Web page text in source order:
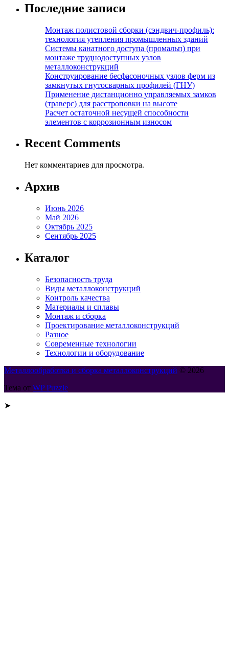
Последние записи
Монтаж полистовой сборки (сэндвич-профиль):
технология утепления промышленных зданий
Системы канатного доступа (промальп) при
монтаже труднодоступных узлов
металлоконструкций
Конструирование бесфасоночных узлов ферм из
замкнутых гнутосварных профилей (ГНУ)
Применение дистанционно управляемых замков
(траверс) для расстроповки на высоте
Расчет остаточной несущей способности
элементов с коррозионным износом
Recent Comments
Нет комментариев для просмотра.
Архив
Июнь 2026
Май 2026
Октябрь 2025
Сентябрь 2025
Каталог
Безопасность труда
Виды металлоконструкций
Контроль качества
Материалы и сплавы
Монтаж и сборка
Проектирование металлоконструкций
Разное
Современные технологии
Технологии и оборудование
Металлообработка и сборка металлоконструкций © 2026
Тема от WP Puzzle
➤